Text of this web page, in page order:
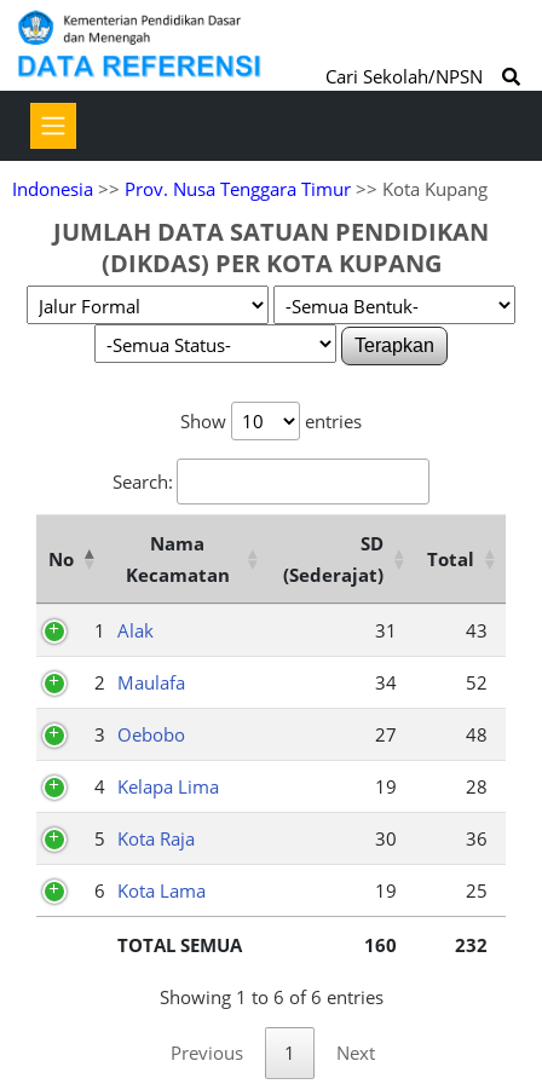
Cari Sekolah/NPSN
Indonesia >> Prov. Nusa Tenggara Timur >> Kota Kupang
JUMLAH DATA SATUAN PENDIDIKAN
(DIKDAS) PER KOTA KUPANG
Terapkan
Show entries
Search:
No
Nama
Kecamatan
SD
(Sederajat)
Total
1 Alak 31 43
2 Maulafa 34 52
3 Oebobo 27 48
4 Kelapa Lima 19 28
5 Kota Raja 30 36
6 Kota Lama 19 25
TOTAL SEMUA 160 232
Showing 1 to 6 of 6 entries
Previous 1 Next